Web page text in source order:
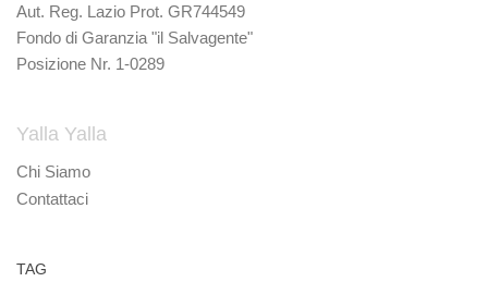
Aut. Reg. Lazio Prot. GR744549
Fondo di Garanzia "il Salvagente"
Posizione Nr. 1-0289
Yalla Yalla
Chi Siamo
Contattaci
TAG